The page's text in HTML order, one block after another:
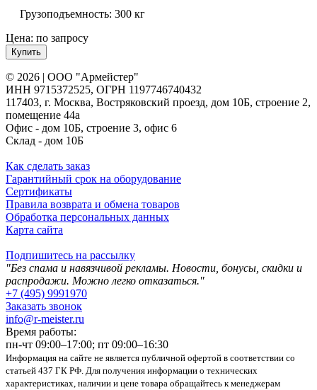
Грузоподъемность: 300 кг
Цена: по запросу
Купить
© 2026 | ООО "Армейстер"
ИНН 9715372525, ОГРН 1197746740432
117403, г. Москва, Востряковский проезд, дом 10Б, строение 2,
помещение 44а
Офис - дом 10Б, строение 3, офис 6
Склад - дом 10Б
Как сделать заказ
Гарантийный срок на оборудование
Сертификаты
Правила возврата и обмена товаров
Обработка персональных данных
Карта сайта
Подпишитесь на рассылку
"Без спама и навязчивой рекламы. Новости, бонусы, скидки и
распродажи. Можно легко отказаться."
+7 (495) 9991970
Заказать звонок
info@r-meister.ru
Время работы:
пн-чт 09:00–17:00; пт 09:00–16:30
Информация на сайте не является публичной офертой в соответствии со
статьей 437 ГК РФ. Для получения информации о технических
характеристиках, наличии и цене товара обращайтесь к менеджерам